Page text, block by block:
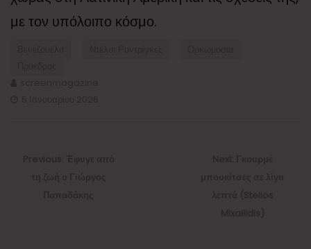
με τον υπόλοιπο κόσμο.